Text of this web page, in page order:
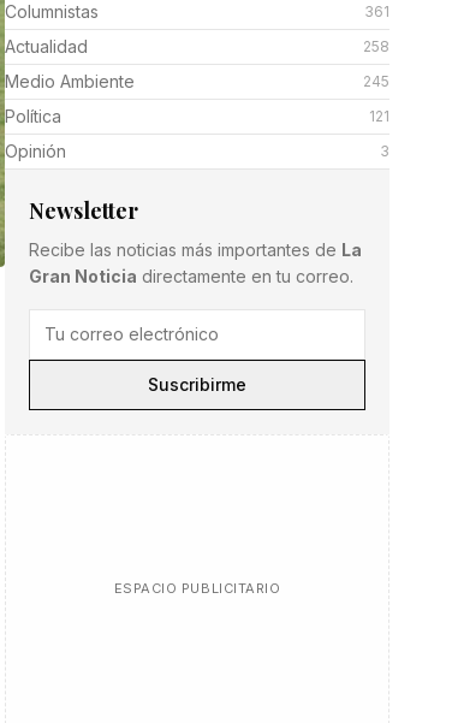
Columnistas 361
Actualidad 258
Medio Ambiente 245
Política 121
Opinión 3
Newsletter
Recibe las noticias más importantes de La
Gran Noticia directamente en tu correo.
Suscribirme
ESPACIO PUBLICITARIO